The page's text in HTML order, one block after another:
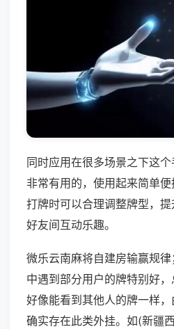
同时应用在很多场景之下这
非常有用的，使用起来简单
打牌时可以合理调整牌型，
好友间互动乐趣。
微乐云南麻将自建房输赢规
中遇到部分用户的牌特别好
好像能看到其他人的牌一样，
确实存在此类外挂。如(新疆